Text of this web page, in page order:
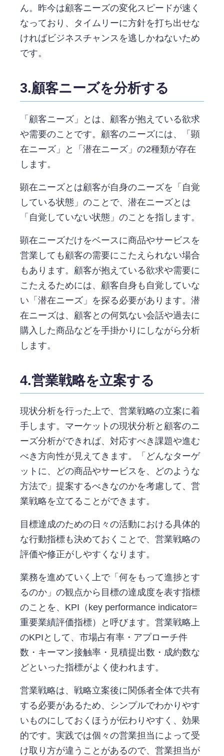
ん。昨今は顧客ニーズの変化スピードが速く
なっており、タイムリーに方針を打ち出せな
ければビジネスチャンスを逃しかねないため
です。
3.顧客ニーズを分析する
「顧客ニーズ」とは、顧客が抱えている欲求
や需要のことです。顧客のニーズには、「顕
在ニーズ」と「潜在ニーズ」の2種類が存在
します。
顕在ニーズとは顧客が自身のニーズを「自覚
している状態」のことで、潜在ニーズとは
「自覚していない状態」のことを指します。
顕在ニーズだけをベースに商品やサービスを
営業しても顧客の需要にこたえられない場合
もあります。顧客が抱えている欲求や需要に
こたえるためには、顧客自身も自覚していな
い「潜在ニーズ」を探る必要があります。潜
在ニーズは、顧客との何気ない会話や過去に
購入した商品などを手掛かりにしながら分析
します。
4.営業戦略を立案する
現状分析を行った上で、営業戦略の立案に着
手します。マーケットの現状分析と顧客のニ
ーズ分析ができれば、対応すべき課題や進む
べき方向性が見えてきます。「どんなターゲ
ットに、どの商品やサービスを、どのような
方法で」提案するべきなのかを考慮して、営
業戦略を立てることができます。
目標達成のための日々の活動における具体的
な行動指標も決めておくことで、営業戦略の
評価や修正がしやすくなります。
業務を進めていく上で「何をもって進捗とす
るのか」の観点から目標の達成度を表す指標
のことを、KPI（key performance indicator=
重要業績評価指標）と呼びます。営業戦略上
のKPIとして、市場占有率・アプローチ件
数・キーマン接触率・見積提出数・成約数な
どといった指標がよく使われます。
営業戦略は、戦略立案後に関係者全体で共有
する必要があるため、シンプルでわかりやす
いものにしておくほうが伝わりやすく、効果
的です。実践では個々の営業担当によって受
け取り方が違うことがあるので、営業担当が